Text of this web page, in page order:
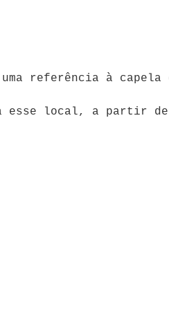
referência à capela
esse local, a partir de